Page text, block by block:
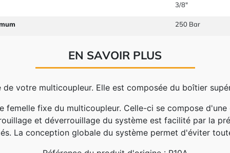
3/8"
250 Bar
EN SAVOIR PLUS
votre multicoupleur. Elle est composée du boîtier
fixe du multicoupleur. Celle-ci se compose
et déverrouillage du système est facilité par la
La conception globale du système permet d'éviter